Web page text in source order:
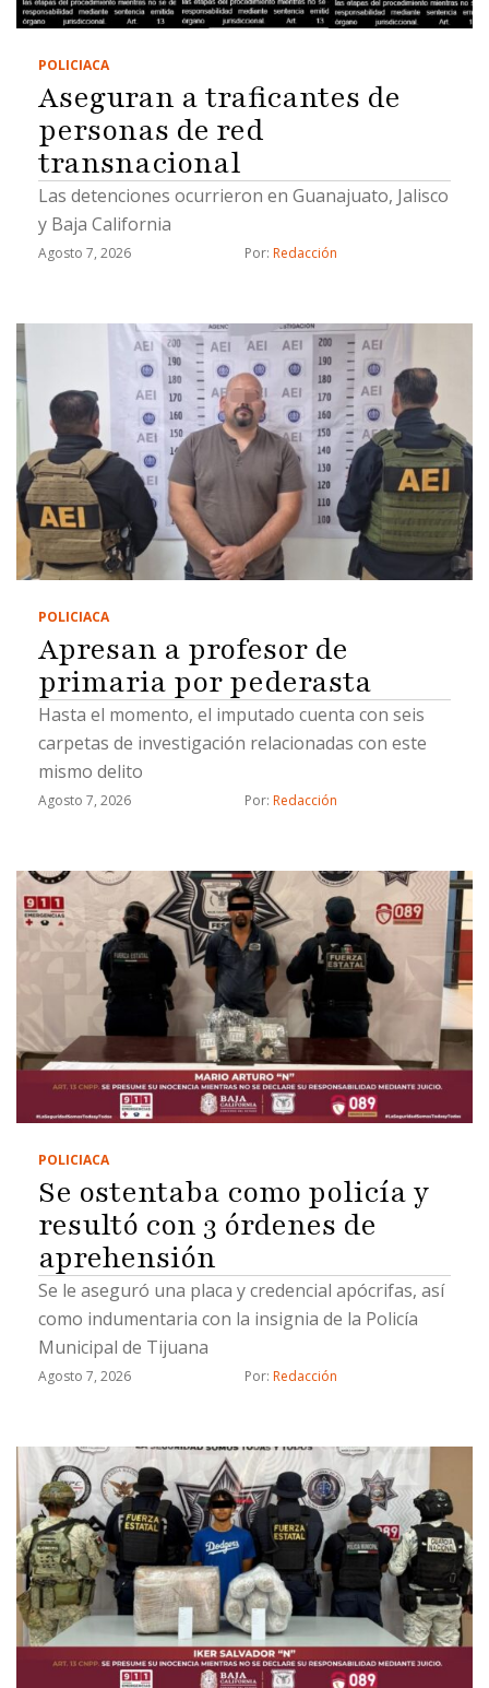
POLICIACA
Aseguran a traficantes de
personas de red
transnacional
Las detenciones ocurrieron en Guanajuato, Jalisco
y Baja California
Agosto 7, 2026 Por: Redacción
POLICIACA
Apresan a profesor de
primaria por pederasta
Hasta el momento, el imputado cuenta con seis
carpetas de investigación relacionadas con este
mismo delito
Agosto 7, 2026 Por: Redacción
POLICIACA
Se ostentaba como policía y
resultó con 3 órdenes de
aprehensión
Se le aseguró una placa y credencial apócrifas, así
como indumentaria con la insignia de la Policía
Municipal de Tijuana
Agosto 7, 2026 Por: Redacción